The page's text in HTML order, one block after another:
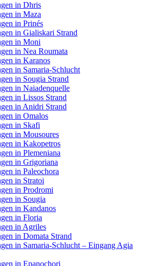
in Dhris
in Maza
in Prinés
in Gialiskari Strand
in Moni
in Nea Roumata
in Karanos
in Samaria-Schlucht
in Sougia Strand
in Naiadenquelle
in Lissos Strand
in Anidri Strand
in Omalos
in Skafi
in Mousoures
in Kakopetros
in Plemeniana
in Grigoriana
in Paleochora
in Stratoi
in Prodromi
in Sougia
in Kandanos
in Floria
in Agriles
in Domata Strand
in Samaria-Schlucht – Eingang Agia
in Epanochori